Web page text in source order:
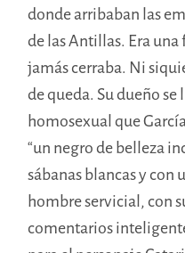
donde arribaban las
de las Antillas. Era
jamás cerraba. Ni
de queda. Su dueño
homosexual que
“un negro de belleza
sábanas blancas y con
hombre servicial, con
comentarios